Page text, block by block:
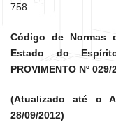
758:
Código de Normas
Estado do
PROVIMENTO Nº
(Atualizado até o
28/09/2012)